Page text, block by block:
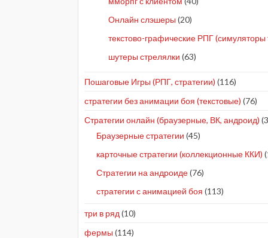
Онлайн слэшеры (20)
текстово-графические РПГ
шутеры стрелялки (63)
Пошаговые Игры (РПГ, стратегии) (116)
стратегии без анимации боя (текстовые) (76)
Стратегии онлайн (браузерные, ВК, андроид)
Браузерные стратегии (45)
карточные стратегии (коллекционные ККИ)
Стратегии на андроиде(76)
стратегии с анимацией боя (113)
три в ряд (10)
фермы (114)